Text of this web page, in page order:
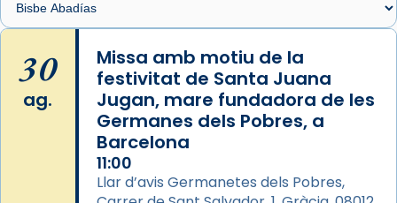
🔗
📸 J. Merino
Photo
View on Facebook Share
Arquebisbat de Barcelona
de Barcelona.
2 weeks ago
30
ag.
Missa amb motiu de la
festivitat de Santa Juana
Jugan, mare fundadora de les
Germanes dels Pobres, a
Barcelona
11:00
Llar d’avis Germanetes dels Pobres,